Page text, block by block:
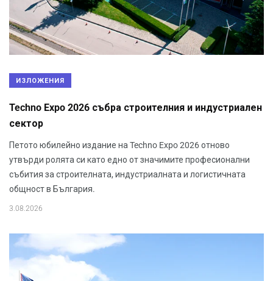
ИЗЛОЖЕНИЯ
Techno Expo 2026 събра строителния и индустриален
сектор
Петото юбилейно издание на Techno Expo 2026 отново
утвърди ролята си като едно от значимите професионални
събития за строителната, индустриалната и логистичната
общност в България.
3.08.2026